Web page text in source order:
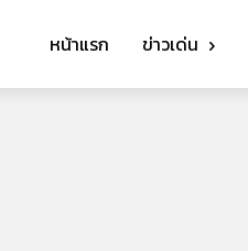
หน้าแรก ข่าวเด่น